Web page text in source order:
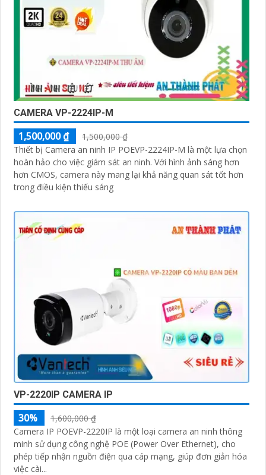
CAMERA VP-2224IP-M
1,500,000 ₫
1,500,000 ₫
Thiết bị Camera an ninh IP POEVP-2224IP-M là một lựa chọn
hoàn hảo cho việc giám sát an ninh. Với hình ảnh sáng hơn
hơn CMOS, camera này mang lại khả năng quan sát tốt hơn
trong điều kiện thiếu sáng
VP-2220IP CAMERA IP
30%
1,600,000 ₫
Camera IP POEVP-2220IP là một loại camera an ninh thông
minh sử dụng công nghệ POE (Power Over Ethernet), cho
phép tiếp nhận nguồn điện qua cáp mạng, giúp đơn giản hóa
việc cài...